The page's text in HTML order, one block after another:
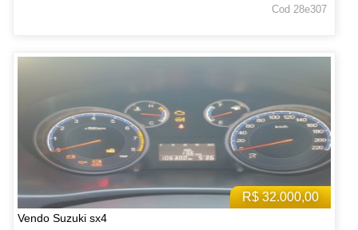
Cod 28e307
R$ 32.000,00
Vendo Suzuki sx4